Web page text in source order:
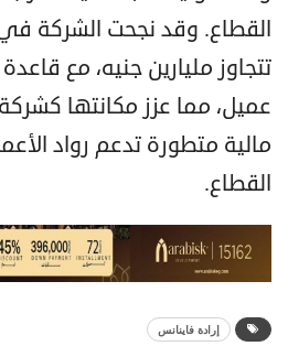
القطاع. وقد نجحت الشركة في
عميل، مما عزز مكانتها
مالية متطورة تدعم رواد
القطاع.
إرادة فاينانس